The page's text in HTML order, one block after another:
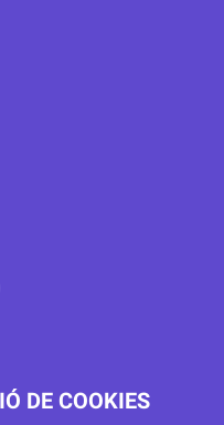
DE COOKIES